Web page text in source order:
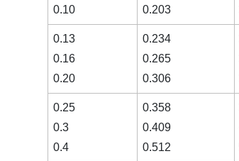
0.10
0.203
0.13
0.16
0.20
0.234
0.265
0.306
0.25
0.3
0.4
0.358
0.409
0.512